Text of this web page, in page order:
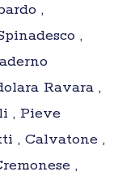
,
,
Ravara ,
, Pieve
, Calvatone ,
,